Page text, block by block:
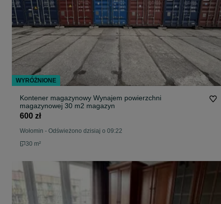
Kontener magazynowy Wynajem powierzchni
magazynowej 30 m2 magazyn
600 zł
Wołomin - Odświeżono dzisiaj o 09:22
30 m²
WYRÓŻNIONE